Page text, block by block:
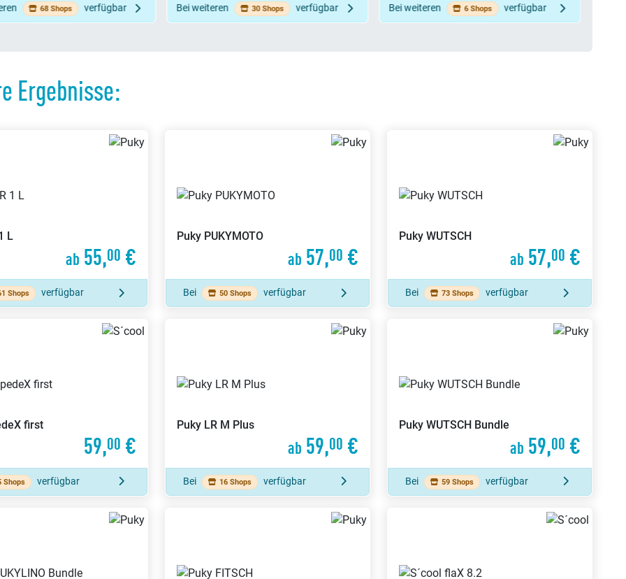
weiteren 30 Shops verfügbar Bei weiteren 6 Shops verfügbar Bei weiteren 74 Shops verfügbar
Ergebnisse:
L
ab 55,00 €
Shops verfügbar
Puky PUKYMOTO
ab 57,00 €
Bei 50 Shops verfügbar
Puky WUTSCH
ab 57,00 €
Bei 73 Shops verfügbar
first
59,00 €
Shops verfügbar
Puky LR M Plus
ab 59,00 €
Bei 16 Shops verfügbar
Puky WUTSCH Bundle
ab 59,00 €
Bei 59 Shops verfügbar